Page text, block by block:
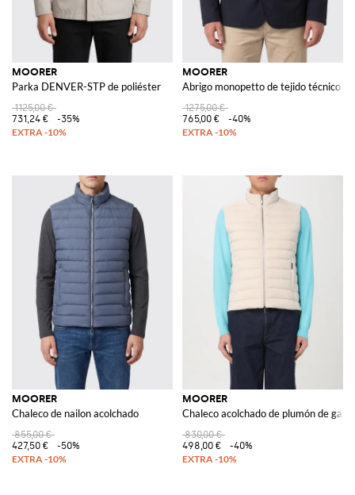
MOORER
Parka DENVER-STP de poliéster
1125,00 €
731,24 €
-35%
MOORER
Abrigo monopetto de tejido técnico
1275,00 €
765,00 €
-40%
MOORER
Chaleco de nailon acolchado
855,00 €
427,50 €
-50%
MOORER
Chaleco acolchado de plumón de
830,00 €
498,00 €
-40%